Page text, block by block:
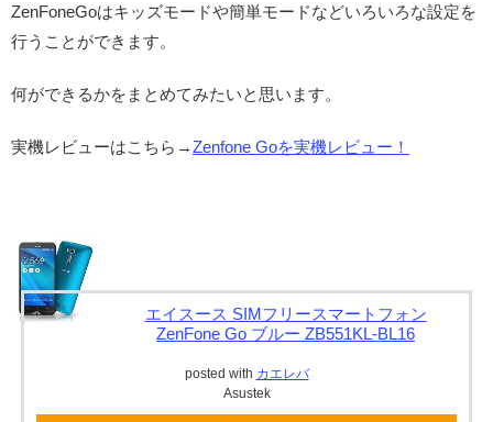
ZenFoneGoはキッズモードや簡単モードなどいろいろな設定を
行うことができます。
何ができるかをまとめてみたいと思います。
実機レビューはこちら→Zenfone Goを実機レビュー！
エイスース SIMフリースマートフォン
ZenFone Go ブルー ZB551KL-BL16
posted with カエレバ
Asustek